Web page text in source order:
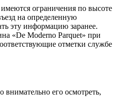
ограничения по высоте
на определенную
эту информацию заранее.
«De Moderno Parquet» при
отметки службе
его осмотреть,